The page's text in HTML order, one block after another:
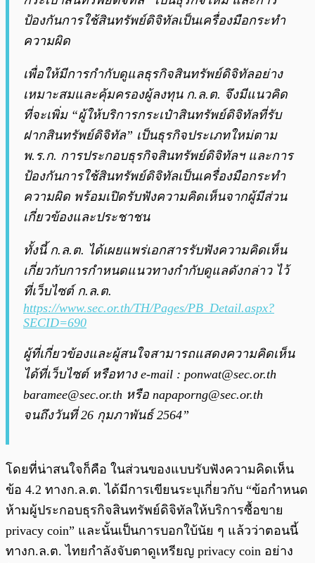
ป้องกันการใช้สินทรัพย์ดิจิทัลเป็นเครื่องมือกระทำ
ความผิด
เพื่อให้มีการกำกับดูแลธุรกิจสินทรัพย์ดิจิทัลอย่าง
เหมาะสมและคุ้มครองผู้ลงทุน ก.ล.ต. จึงมีแนวคิด
ที่จะเพิ่ม “ผู้ให้บริการกระเป๋าสินทรัพย์ดิจิทัลที่รับ
ฝากสินทรัพย์ดิจิทัล” เป็นธุรกิจประเภทใหม่ตาม
พ.ร.ก. การประกอบธุรกิจสินทรัพย์ดิจิทัลฯ และการ
ป้องกันการใช้สินทรัพย์ดิจิทัลเป็นเครื่องมือกระทำ
ความผิด พร้อมเปิดรับฟังความคิดเห็นจากผู้มีส่วน
เกี่ยวข้องและประชาชน
ทั้งนี้ ก.ล.ต. ได้เผยแพร่เอกสารรับฟังความคิดเห็น
เกี่ยวกับการกำหนดแนวทางกำกับดูแลดังกล่าว ไว้
ที่เว็บไซต์ ก.ล.ต.
https://www.sec.or.th/TH/Pages/PB_Detail.aspx?
SECID=690
ผู้ที่เกี่ยวข้องและผู้สนใจสามารถแสดงความคิดเห็น
ได้ที่เว็บไซต์ หรือทาง e-mail : ponwat@sec.or.th
baramee@sec.or.th หรือ napaporng@sec.or.th
จนถึงวันที่ 26 กุมภาพันธ์ 2564”
โดยที่น่าสนใจก็คือ ในส่วนของแบบรับฟังความคิดเห็น
ข้อ 4.2 ทางก.ล.ต. ได้มีการเขียนระบุเกี่ยวกับ “ข้อกำหนด
ห้ามผู้ประกอบธุรกิจสินทรัพย์ดิจิทัลให้บริการซื้อขาย
privacy coin” และนั้นเป็นการบอกใบ้นัย ๆ แล้วว่าตอนนี้
ทางก.ล.ต. ไทยกำลังจับตาดูเหรียญ privacy coin อย่าง